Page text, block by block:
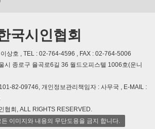
국시인협회
상호 , TEL : 02-764-4596 , FAX : 02-764-5006
시 종로구 율곡로6길 36 월드오피스텔 1006호(운니
82-09746, 개인정보관리책임자 : 사무국 , E-MAIL :
협회, ALL RIGHTS RESERVED.
이미지와 내용의 무단도용을 금지 합니다.